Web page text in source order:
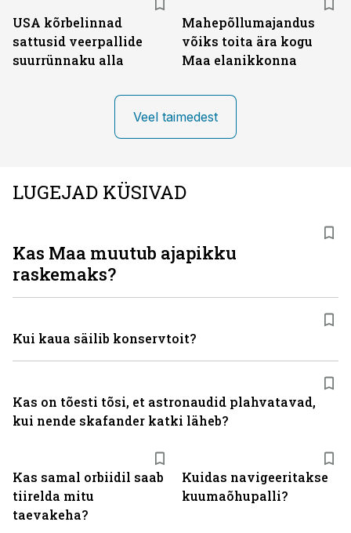
USA kõrbelinnad
sattusid veerpallide
suurrünnaku alla
Mahepõllumajandus
võiks toita ära kogu
Maa elanikkonna
Veel taimedest
LUGEJAD KÜSIVAD
Kas samal orbiidil saab
tiirelda mitu
taevakeha?
Kuidas navigeeritakse
kuumaõhupalli?
Kas Maa muutub ajapikku
raskemaks?
Kui kaua säilib konservtoit?
Kas on tõesti tõsi, et astronaudid plahvatavad,
kui nende skafander katki läheb?